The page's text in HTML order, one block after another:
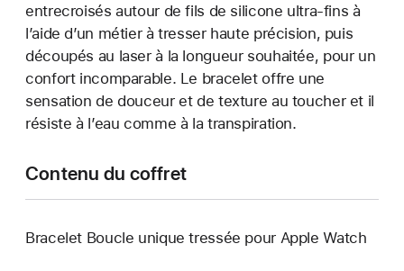
entrecroisés autour de fils de silicone ultra-fins à
l’aide d’un métier à tresser haute précision, puis
découpés au laser à la longueur souhaitée, pour un
confort incomparable. Le bracelet offre une
sensation de douceur et de texture au toucher et il
résiste à l’eau comme à la transpiration.
Contenu du coffret
Bracelet Boucle unique tressée pour Apple Watch